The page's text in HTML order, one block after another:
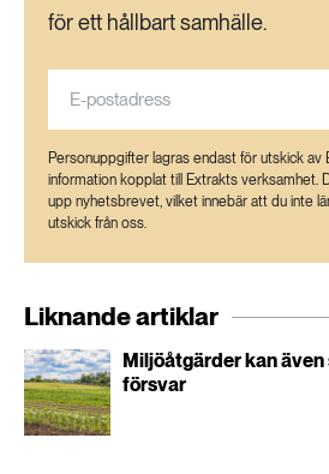
för ett hållbart samhälle.
Personuppgifter lagras endast för utskick
information kopplat till Extrakts verksamhet.
upp nyhetsbrevet, vilket innebär att du inte
utskick från oss.
Liknande artiklar
Miljöåtgärder kan
försvar